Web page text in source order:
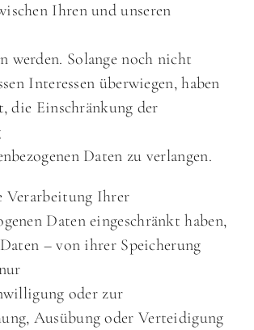
Ihren und unseren
werden. Solange noch nicht
Interessen überwiegen, haben
die Einschränkung der
Daten zu verlangen.
Verarbeitung Ihrer
Daten eingeschränkt haben,
– von ihrer Speicherung
oder zur
Ausübung oder Verteidigung